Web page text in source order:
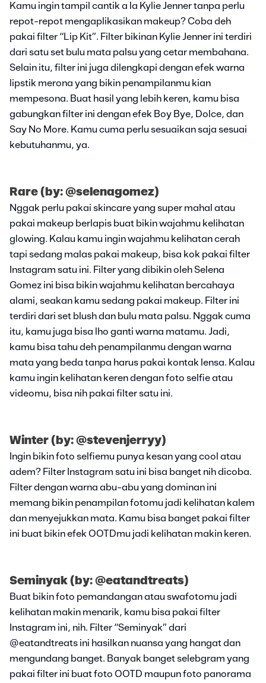
Kamu ingin tampil cantik a la Kylie Jenner tanpa perlu
repot-repot mengaplikasikan makeup? Coba deh
pakai filter “Lip Kit”. Filter bikinan Kylie Jenner ini terdiri
dari satu set bulu mata palsu yang cetar membahana.
Selain itu, filter ini juga dilengkapi dengan efek warna
lipstik merona yang bikin penampilanmu kian
mempesona. Buat hasil yang lebih keren, kamu bisa
gabungkan filter ini dengan efek Boy Bye, Dolce, dan
Say No More. Kamu cuma perlu sesuaikan saja sesuai
kebutuhanmu, ya.
Rare (by: @selenagomez)
Nggak perlu pakai skincare yang super mahal atau
pakai makeup berlapis buat bikin wajahmu kelihatan
glowing. Kalau kamu ingin wajahmu kelihatan cerah
tapi sedang malas pakai makeup, bisa kok pakai filter
Instagram satu ini. Filter yang dibikin oleh Selena
Gomez ini bisa bikin wajahmu kelihatan bercahaya
alami, seakan kamu sedang pakai makeup. Filter ini
terdiri dari set blush dan bulu mata palsu. Nggak cuma
itu, kamu juga bisa lho ganti warna matamu. Jadi,
kamu bisa tahu deh penampilanmu dengan warna
mata yang beda tanpa harus pakai kontak lensa. Kalau
kamu ingin kelihatan keren dengan foto selfie atau
videomu, bisa nih pakai filter satu ini.
Winter (by: @stevenjerryy)
Ingin bikin foto selfiemu punya kesan yang cool atau
adem? Filter Instagram satu ini bisa banget nih dicoba.
Filter dengan warna abu-abu yang dominan ini
memang bikin penampilan fotomu jadi kelihatan kalem
dan menyejukkan mata. Kamu bisa banget pakai filter
ini buat bikin efek OOTDmu jadi kelihatan makin keren.
Seminyak (by: @eatandtreats)
Buat bikin foto pemandangan atau swafotomu jadi
kelihatan makin menarik, kamu bisa pakai filter
Instagram ini, nih. Filter “Seminyak” dari
@eatandtreats ini hasilkan nuansa yang hangat dan
mengundang banget. Banyak banget selebgram yang
pakai filter ini buat foto OOTD maupun foto panorama